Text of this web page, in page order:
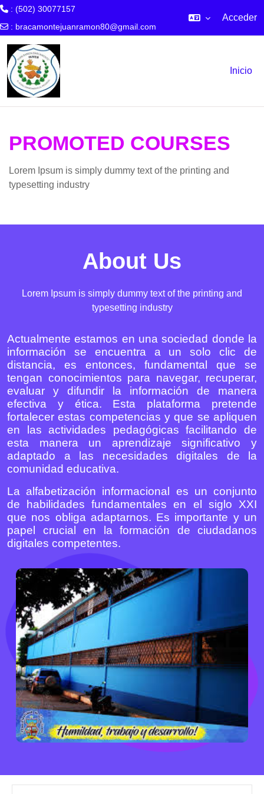
: (502) 30077157
: bracamontejuanramon80@gmail.com
Acceder
Inicio
PROMOTED COURSES
Lorem Ipsum is simply dummy text of the printing and
typesetting industry
About Us
Lorem Ipsum is simply dummy text of the printing and
typesetting industry
Actualmente estamos en una sociedad donde la
información se encuentra a un solo clic de
distancia, es entonces, fundamental que se
tengan conocimientos para navegar, recuperar,
evaluar y difundir la información de manera
efectiva y ética. Esta plataforma pretende
fortalecer estas competencias y que se apliquen
en las actividades pedagógicas facilitando de
esta manera un aprendizaje significativo y
adaptado a las necesidades digitales de la
comunidad educativa.
La alfabetización informacional es un conjunto
de habilidades fundamentales en el siglo XXI
que nos obliga adaptarnos. Es importante y un
papel crucial en la formación de ciudadanos
digitales competentes.